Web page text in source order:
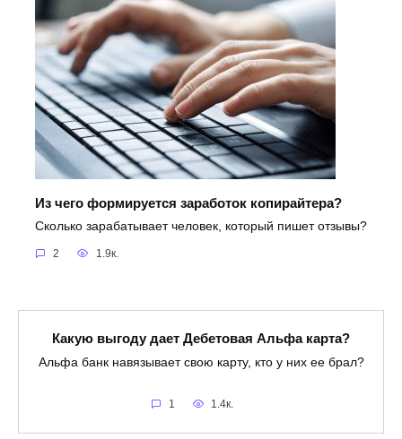
Из чего формируется заработок копирайтера?
Сколько зарабатывает человек, который пишет отзывы?
2 1.9к.
Какую выгоду дает Дебетовая Альфа карта?
Альфа банк навязывает свою карту, кто у них ее брал?
1 1.4к.